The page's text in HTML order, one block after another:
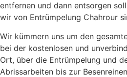
entfernen und dann entsorgen
wir von Entrümpelung Chahrour
Wir kümmern uns um den
bei der kostenlosen und
Ort, über die Entrümpelung und
Abrissarbeiten bis zur